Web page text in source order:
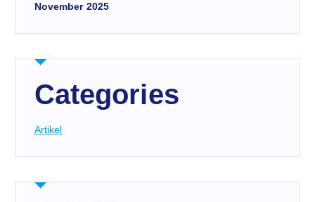
November 2025
Categories
Artikel